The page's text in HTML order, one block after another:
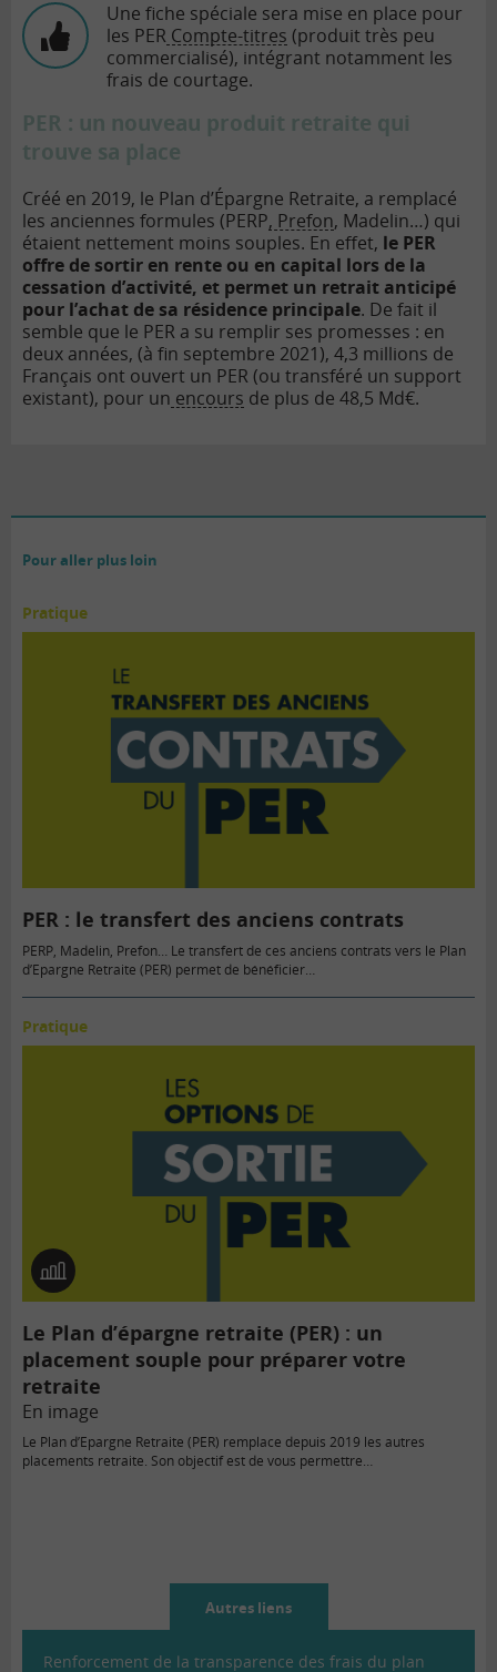
Une fiche spéciale sera mise en place pour
les PER Compte-titres (produit très peu
commercialisé), intégrant notamment les
frais de courtage.
PER : un nouveau produit retraite qui
trouve sa place
Créé en 2019, le Plan d’Épargne Retraite, a remplacé
les anciennes formules (PERP, Prefon, Madelin…) qui
étaient nettement moins souples. En effet, le PER
offre de sortir en rente ou en capital lors de la
cessation d’activité, et permet un retrait anticipé
pour l’achat de sa résidence principale. De fait il
semble que le PER a su remplir ses promesses : en
deux années, (à fin septembre 2021), 4,3 millions de
Français ont ouvert un PER (ou transféré un support
existant), pour un encours de plus de 48,5 Md€.
Pour aller plus loin
Pratique
PER : le transfert des anciens contrats
PERP, Madelin, Prefon… Le transfert de ces anciens contrats vers le Plan
d’Epargne Retraite (PER) permet de bénéficier…
Pratique
En
image
Le Plan d’épargne retraite (PER) : un
placement souple pour préparer votre
retraite
En image
Le Plan d’Epargne Retraite (PER) remplace depuis 2019 les autres
placements retraite. Son objectif est de vous permettre…
Autres liens
Renforcement de la transparence des frais du plan